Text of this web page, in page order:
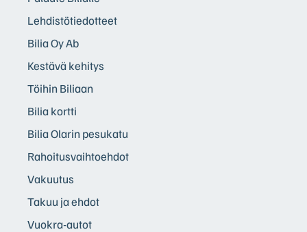
Lehdistötiedotteet
Bilia Oy Ab
Kestävä kehitys
Töihin Biliaan
Bilia kortti
Bilia Olarin pesukatu
Rahoitusvaihtoehdot
Vakuutus
Takuu ja ehdot
Vuokra-autot